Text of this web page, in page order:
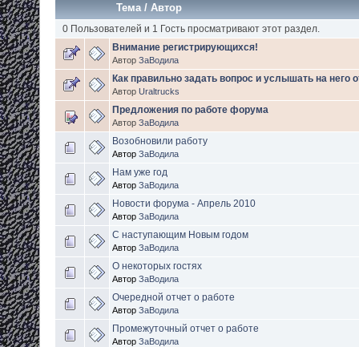
Тема/Автор
0 Пользователей и 1 Гость просматривают этот раздел.
Внимание регистрирующихся!
Автор ЗаВодила
Как правильно задать вопрос и услышать на него
Автор Uraltrucks
Предложения по работе форума
Автор ЗаВодила
Возобновили работу
Автор ЗаВодила
Нам уже год
Автор ЗаВодила
Новости форума - Апрель 2010
Автор ЗаВодила
С наступающим Новым годом
Автор ЗаВодила
О некоторых гостях
Автор ЗаВодила
Очередной отчет о работе
Автор ЗаВодила
Промежуточный отчет о работе
Автор ЗаВодила